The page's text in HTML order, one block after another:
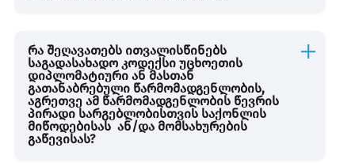
სასაქონლო ზედნადები
საგადასახადო დოკუმენტი
რა შეღავათებს ითვალისწინებს
საგადასახადო კოდექსი უცხოეთის
დიპლომატიური ან მასთან
გათანაბრებული წარმომადგენლობის,
აგრეთვე ამ წარმომადგენლობის წევრის
პირადი სარგებლობისთვის საქონლის
მიწოდებისას ან/და მომსახურების
გაწევისას?